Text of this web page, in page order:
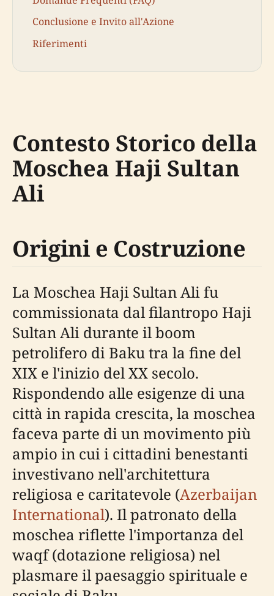
Conclusione e Invito all'Azione
Riferimenti
Contesto Storico della
Moschea Haji Sultan
Ali
Origini e Costruzione
La Moschea Haji Sultan Ali fu
commissionata dal filantropo Haji
Sultan Ali durante il boom
petrolifero di Baku tra la fine del
XIX e l'inizio del XX secolo.
Rispondendo alle esigenze di una
città in rapida crescita, la moschea
faceva parte di un movimento più
ampio in cui i cittadini benestanti
investivano nell'architettura
religiosa e caritatevole (Azerbaijan
International). Il patronato della
moschea riflette l'importanza del
waqf (dotazione religiosa) nel
plasmare il paesaggio spirituale e